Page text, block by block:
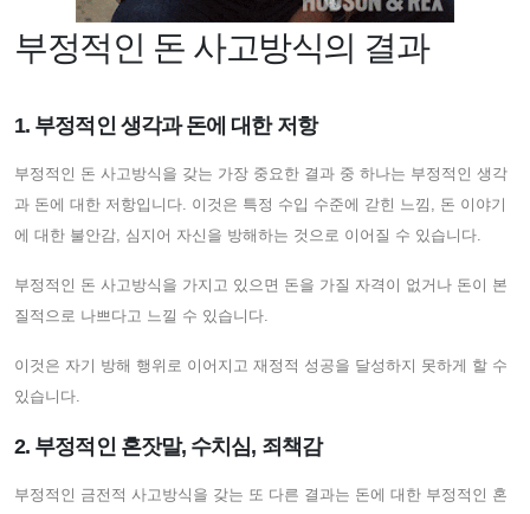
부정적인 돈 사고방식의 결과
1. 부정적인 생각과 돈에 대한 저항
부정적인 돈 사고방식을 갖는 가장 중요한 결과 중 하나는 부정적인 생각
과 돈에 대한 저항입니다. 이것은 특정 수입 수준에 갇힌 느낌, 돈 이야기
에 대한 불안감, 심지어 자신을 방해하는 것으로 이어질 수 있습니다.
부정적인 돈 사고방식을 가지고 있으면 돈을 가질 자격이 없거나 돈이 본
질적으로 나쁘다고 느낄 수 있습니다.
이것은 자기 방해 행위로 이어지고 재정적 성공을 달성하지 못하게 할 수
있습니다.
2. 부정적인 혼잣말, 수치심, 죄책감
부정적인 금전적 사고방식을 갖는 또 다른 결과는 돈에 대한 부정적인 혼